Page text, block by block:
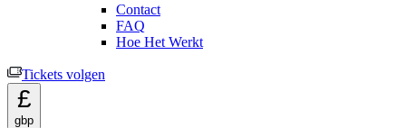
Contact
FAQ
Hoe Het Werkt
Tickets volgen
£
gbp